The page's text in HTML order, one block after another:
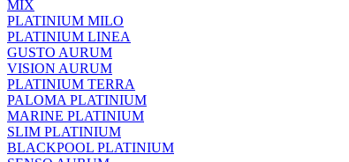
MIX
PLATINIUM MILO
PLATINIUM LINEA
GUSTO AURUM
VISION AURUM
PLATINIUM TERRA
PALOMA PLATINIUM
MARINE PLATINIUM
SLIM PLATINIUM
BLACKPOOL PLATINIUM